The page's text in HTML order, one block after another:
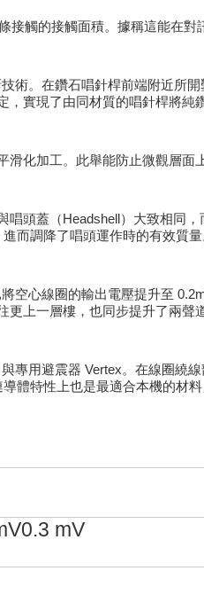
觸的接觸面積。據稱這能在
術。在鑽石唱針桿前端附近所
實現了由同材質的唱針桿將純
化加工。此舉能防止微觀層面
頭蓋（Headshell）大致相同
而調降了唱頭運作時的有效質量
空心線圈的輸出電壓提升至
上一層樓，也同步提升了兩聲
專用避震器 Vertex。在線圈
體特性上也是最適合本機的材
mV